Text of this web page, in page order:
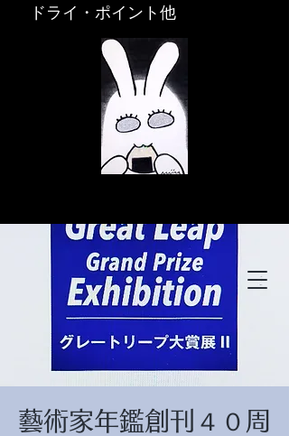
ドライ・ポイント他
© Copyright
藝術家年鑑創刊４０周